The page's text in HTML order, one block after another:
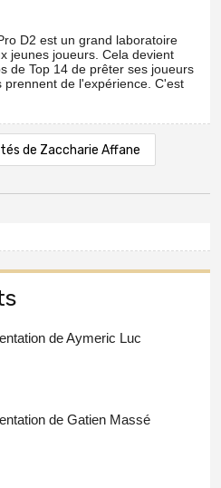
D2 est un grand laboratoire
jeunes joueurs. Cela devient
de Top 14 de prêter ses joueurs
de l'expérience. C'est
de Zaccharie Affane
de Aymeric Luc
de Gatien Massé